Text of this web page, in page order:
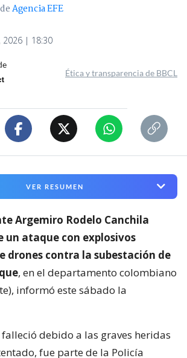
Agencia EFE
2026 | 18:30
Ética y transparencia de BBCL
VER RESUMEN
Argemiro Rodelo Canchila
un ataque con explosivos
drones contra la subestación de
, en el departamento colombiano
informó este sábado la
debido a las graves heridas
fue parte de la Policía